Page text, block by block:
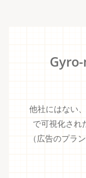
他社にはない
で可視化され
（広告のプラ